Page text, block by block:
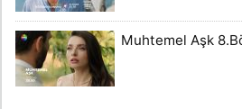
Muhtemel Aşk